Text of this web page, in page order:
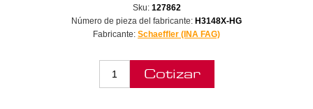
Sku: 127862
Número de pieza del fabricante: H3148X-HG
Fabricante: Schaeffler (INA FAG)